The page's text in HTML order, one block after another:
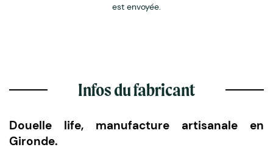
est envoyée.
Infos du fabricant
Douelle life, manufacture artisanale en
Gironde.